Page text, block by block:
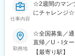
仕事内容
☆2週間のマン
にチャレンジ☆
勤務地
☆全国募集／通
直帰／U・Iタ
丁目1番1号
【最寄り駅】